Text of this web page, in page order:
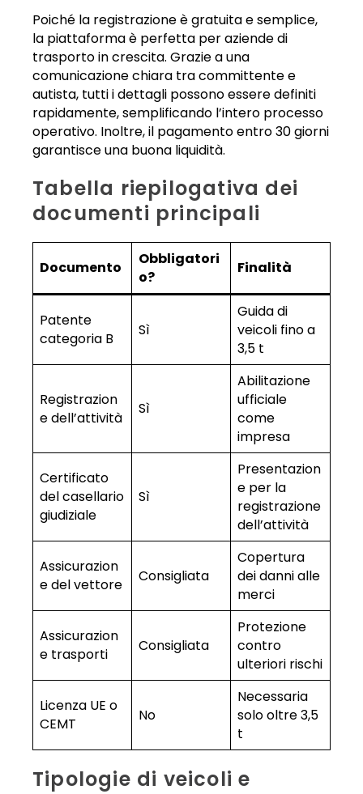
Poiché la registrazione è gratuita e semplice,
la piattaforma è perfetta per aziende di
trasporto in crescita. Grazie a una
comunicazione chiara tra committente e
autista, tutti i dettagli possono essere definiti
rapidamente, semplificando l’intero processo
operativo. Inoltre, il pagamento entro 30 giorni
garantisce una buona liquidità.
Tabella riepilogativa dei
documenti principali
Documento
Obbligatori
o?
Finalità
Patente
categoria B
Sì
Guida di
veicoli fino a
3,5 t
Registrazion
e dell’attività
Sì
Abilitazione
ufficiale
come
impresa
Certificato
del casellario
giudiziale
Sì
Presentazion
e per la
registrazione
dell’attività
Assicurazion
e del vettore
Consigliata
Copertura
dei danni alle
merci
Assicurazion
e trasporti
Consigliata
Protezione
contro
ulteriori rischi
Licenza UE o
CEMT
No
Necessaria
solo oltre 3,5
t
Tipologie di veicoli e